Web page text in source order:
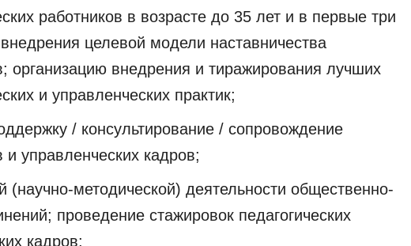
работников в возрасте до 35 лет и в первые три
целевой модели наставничества
организацию внедрения и тиражирования лучших
и управленческих практик;
/ консультирование / сопровождение
и управленческих кадров;
(научно-методической) деятельности общественно-
проведение стажировок педагогических
кадров;